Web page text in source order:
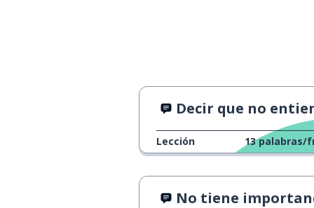
Decir que no
Lección 13 palabras/
No tiene